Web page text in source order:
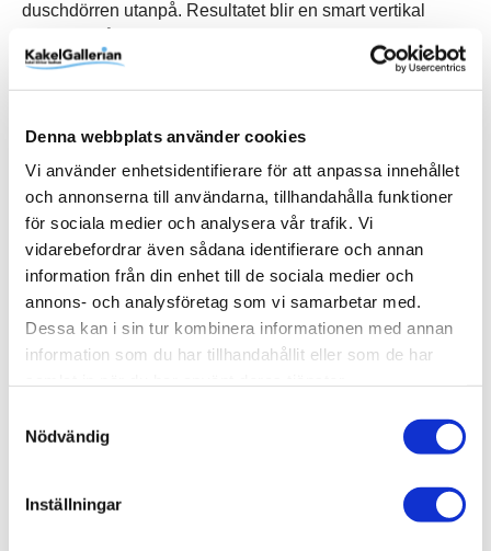
Denna webbplats använder cookies
Vi använder enhetsidentifierare för att anpassa innehållet
och annonserna till användarna, tillhandahålla funktioner
för sociala medier och analysera vår trafik. Vi
vidarebefordrar även sådana identifierare och annan
information från din enhet till de sociala medier och
annons- och analysföretag som vi samarbetar med.
Dessa kan i sin tur kombinera informationen med annan
information som du har tillhandahållit eller som de har
Nödvändig
Inställningar
duschdörren utanpå. Resultatet blir en smart vertikal
familjens alla schampo- och duschflaskor utan att ta extra
onödig plats i själva duschytan. Pile kommer med fem
behov. Skruvas i vägg alternativt limmas upp med Safe-
Fix.
Produktinformation
SKU /
artikelnummer:
56030188+80000690+80000676-
INR
Relaterade kategorier
Varumärken / INR /